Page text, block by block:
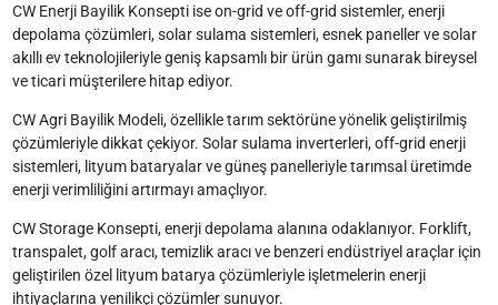
CW Enerji Bayilik Konsepti ise on-grid ve off-grid sistemler, enerji
depolama çözümleri, solar sulama sistemleri, esnek paneller ve solar
akıllı ev teknolojileriyle geniş kapsamlı bir ürün gamı sunarak bireysel
ve ticari müşterilere hitap ediyor.
CW Agri Bayilik Modeli, özellikle tarım sektörüne yönelik geliştirilmiş
çözümleriyle dikkat çekiyor. Solar sulama inverterleri, off-grid enerji
sistemleri, lityum bataryalar ve güneş panelleriyle tarımsal üretimde
enerji verimliliğini artırmayı amaçlıyor.
CW Storage Konsepti, enerji depolama alanına odaklanıyor. Forklift,
transpalet, golf aracı, temizlik aracı ve benzeri endüstriyel araçlar için
geliştirilen özel lityum batarya çözümleriyle işletmelerin enerji
ihtiyaçlarına yenilikçi çözümler sunuyor.